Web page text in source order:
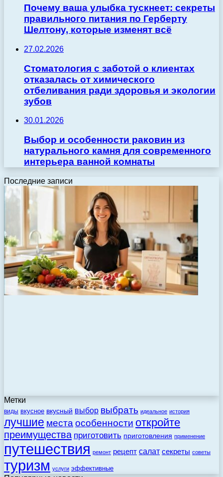
Почему ваша улыбка тускнеет: секреты
правильного питания по Герберту
Шелтону, которые изменят всё
27.02.2026
Стоматология с заботой о клиентах
отказалась от химического
отбеливания ради здоровья и экологии
зубов
30.01.2026
Выбор и особенности раковин из
натурального камня для современного
интерьера ванной комнаты
Последние записи
Метки
виды вкусное вкусный выбор выбрать идеальное история
лучшие места особенности откройте
преимущества приготовить приготовления применение
путешествия ремонт рецепт салат секреты советы
туризм услуги эффективные